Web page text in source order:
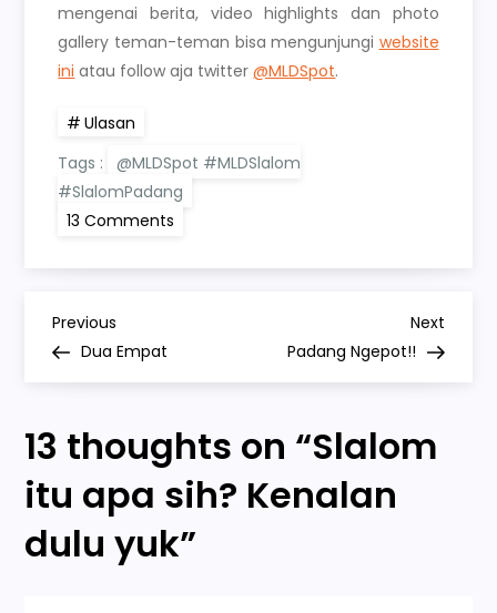
mengenai berita, video highlights dan photo
gallery teman-teman bisa mengunjungi website
ini atau follow aja twitter@MLDSpot.
Ulasan
Tags :
@MLDSpot #MLDSlalom
#SlalomPadang
13 Comments
apa
P
o
s
t
n
Previous
Post
Previous
Dua Empat
Next
Post
Next
Padang Ngepot!!
13 thoughts on “Slalom
itu apa sih? Kenalan
dulu yuk”